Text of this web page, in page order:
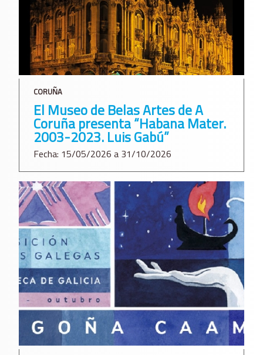
CORUÑA
El Museo de Belas Artes de A
Coruña presenta “Habana Mater.
2003-2023. Luis Gabú”
Fecha: 15/05/2026 a 31/10/2026